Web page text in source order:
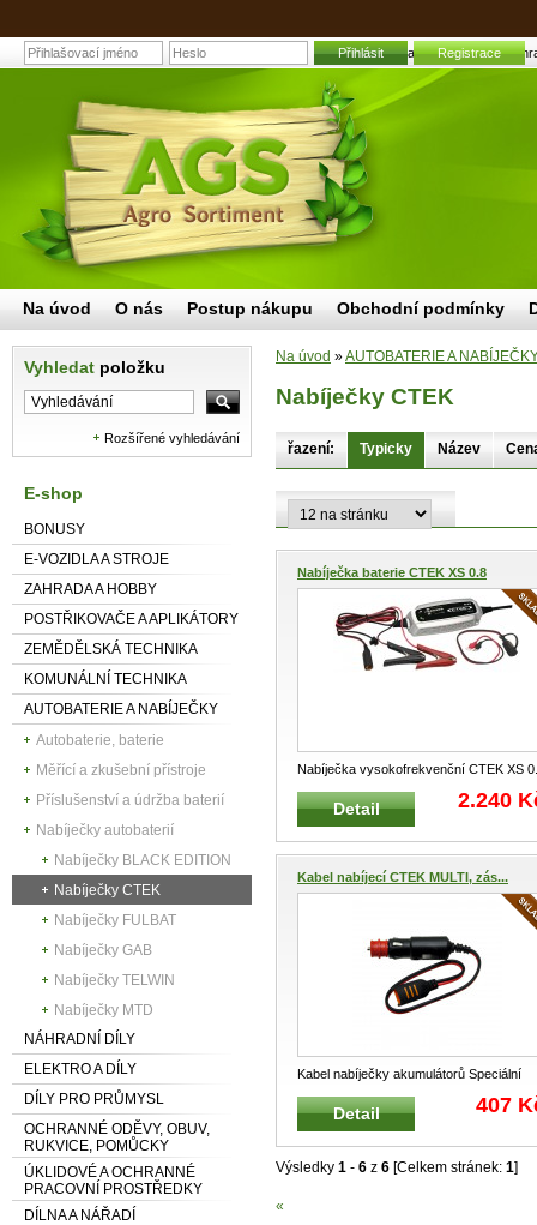
Nabíječky CTEK |
Přihlásit Registrace
Vyhledat položku
Rozšířené vyhledávání
E-shop
BONUSY
E-VOZIDLA A STROJE
ZAHRADA A HOBBY
POSTŘIKOVAČE A APLIKÁTORY
ZEMĚDĚLSKÁ TECHNIKA
KOMUNÁLNÍ TECHNIKA
AUTOBATERIE A NABÍJEČKY
Autobaterie, baterie
Měřící a zkušební přístroje
Příslušenství a údržba baterií
Nabíječky autobaterií
Nabíječky BLACK EDITION
Nabíječky CTEK
Nabíječky FULBAT
Nabíječky GAB
Nabíječky TELWIN
Nabíječky MTD
NÁHRADNÍ DÍLY
ELEKTRO A DÍLY
DÍLY PRO PRŮMYSL
OCHRANNÉ ODĚVY, OBUV,
RUKVICE, POMŮCKY
ÚKLIDOVÉ A OCHRANNÉ
PRACOVNÍ PROSTŘEDKY
DÍLNA A NÁŘADÍ
Na úvod »AUTOBATERIE A
Nabíječky CTEK
řazení: Typicky Název
Nabíječka baterie CTEK XS 0.8
Nabíječka vysokofrekvenční CTEK XS
Pulsní plně automatická 6 stup
Detail 2.240
Kabel nabíjecí CTEK MULTI, zás...
Kabel nabíječky akumulátorů Speciální
kabel pro nabíječky CTEK Kabe
Detail 407
Výsledky 1 - 6 z 6 [Celkem stránek: 1]
«
Na úvod O nás Postup nákupu Obchodní podmínky